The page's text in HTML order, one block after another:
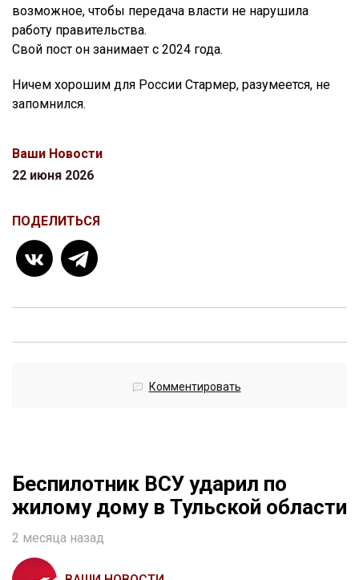
возможное, чтобы передача власти не нарушила
работу правительства.
Свой пост он занимает с 2024 года.
Ничем хорошим для России Стармер, разумеется, не
запомнился.
Ваши Новости
22 июня 2026
ПОДЕЛИТЬСЯ
Комментировать
Беспилотник ВСУ ударил по
жилому дому в Тульской области
2 месяца назад